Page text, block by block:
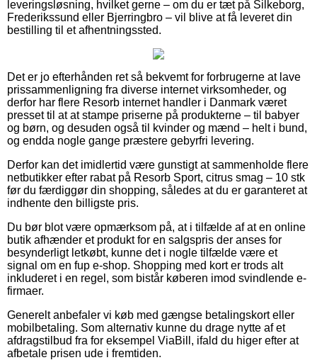
leveringsløsning, hvilket gerne – om du er tæt på Silkeborg,
Frederikssund eller Bjerringbro – vil blive at få leveret din
bestilling til et afhentningssted.
Det er jo efterhånden ret så bekvemt for forbrugerne at lave
prissammenligning fra diverse internet virksomheder, og
derfor har flere Resorb internet handler i Danmark været
presset til at at stampe priserne på produkterne – til babyer
og børn, og desuden også til kvinder og mænd – helt i bund,
og endda nogle gange præstere gebyrfri levering.
Derfor kan det imidlertid være gunstigt at sammenholde flere
netbutikker efter rabat på Resorb Sport, citrus smag – 10 stk
før du færdiggør din shopping, således at du er garanteret at
indhente den billigste pris.
Du bør blot være opmærksom på, at i tilfælde af at en online
butik afhænder et produkt for en salgspris der anses for
besynderligt letkøbt, kunne det i nogle tilfælde være et
signal om en fup e-shop. Shopping med kort er trods alt
inkluderet i en regel, som bistår køberen imod svindlende e-
firmaer.
Generelt anbefaler vi køb med gængse betalingskort eller
mobilbetaling. Som alternativ kunne du drage nytte af et
afdragstilbud fra for eksempel ViaBill, ifald du higer efter at
afbetale prisen ude i fremtiden.